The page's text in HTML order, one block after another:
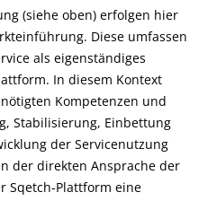
(siehe oben) erfolgen hier
Diese umfassen
als eigenständiges
In diesem Kontext
Kompetenzen und
Stabilisierung, Einbettung
der Servicenutzung
der direkten Ansprache der
Sqetch-Plattform eine